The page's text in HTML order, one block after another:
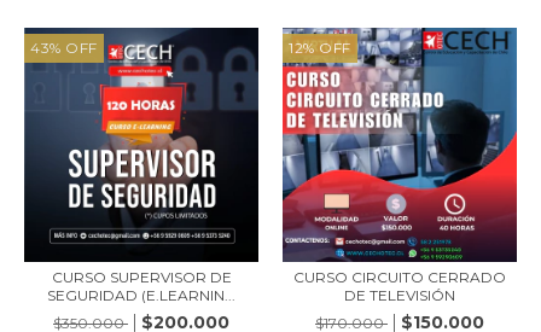
43% OFF
CURSO SUPERVISOR DE
SEGURIDAD (E.LEARNIN...
$350.000
$200.000
12% OFF
CURSO CIRCUITO CERRADO
DE TELEVISIÓN
$170.000
$150.000